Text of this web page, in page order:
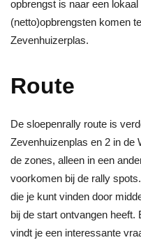
opbrengst is naar een
(netto)opbrengsten komen
Zevenhuizerplas.
Route
De sloepenrally route is
Zevenhuizenplas en 2 in de
de zones, alleen in een
voorkomen bij de rally
die je kunt vinden door
bij de start ontvangen heeft.
vindt je een interessante